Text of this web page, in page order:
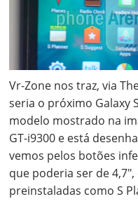
Vr-Zone nos traz, via
seria o próximo Galaxy
modelo mostrado na
GT-i9300 e está
vemos pelos botões
que poderia ser de
preinstaladas como S